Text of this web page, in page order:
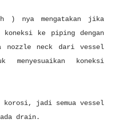
) nya mengatakan jika
ke piping dengan
neck dari vessel
koneksi
korosi, jadi semua vessel
drain.